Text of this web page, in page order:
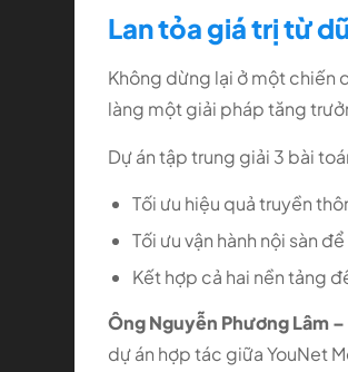
Lan tỏa giá trị từ
Không dừng lại ở một chiến
làng một giải pháp tăng
Dự án tập trung giải 3 bài
Tối ưu hiệu quả truyền
Tối ưu vận hành nội sàn
Kết hợp cả hai nền tảng
Ông Nguyễn Phương Lâm
dự án hợp tác giữa YouNet